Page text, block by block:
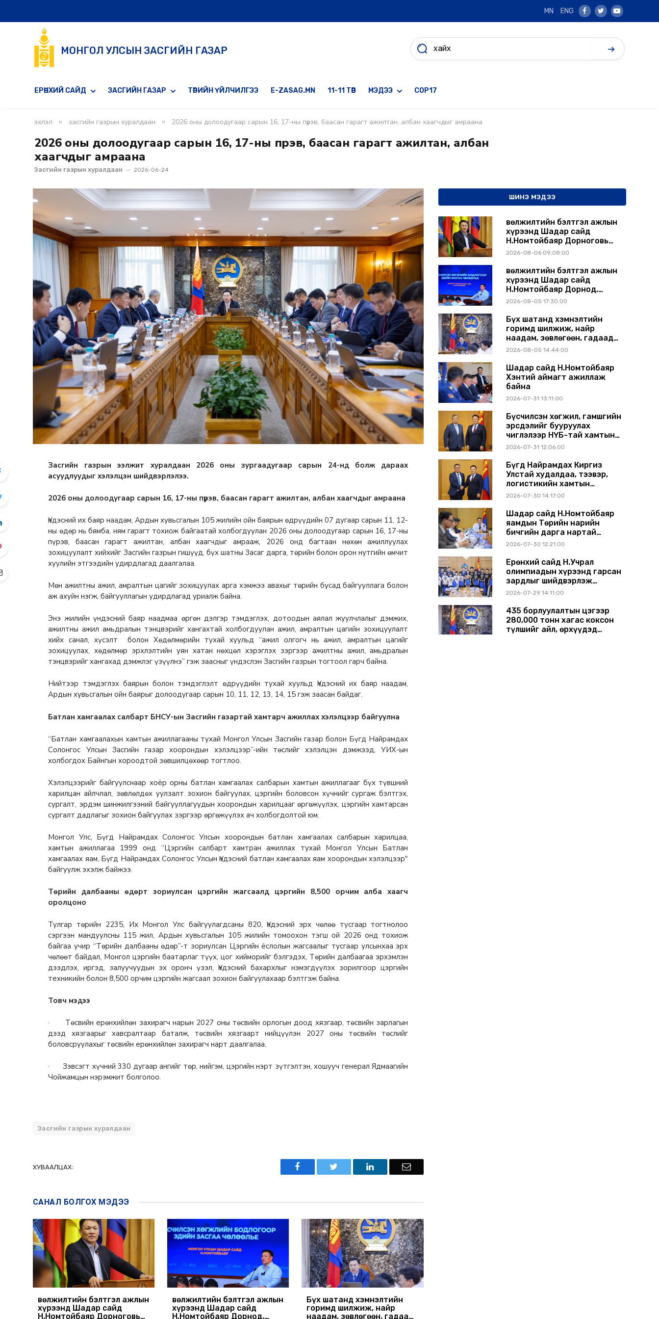
MN ENG
Facebook
TwitterYoutube
МОНГОЛ УЛСЫН ЗАСГИЙН ГАЗАР
ЕРӨНХИЙ САЙД ЗАСГИЙН ГАЗАР ТӨРИЙН ҮЙЛЧИЛГЭЭ E-ZASAG.MN 11-11 ТӨВ МЭДЭЭ COP17
эхлэл » засгийн газрын хуралдаан » 2026 оны долоодугаар сарын 16, 17-ны пүрэв, баасан гарагт ажилтан, албан хаагчдыг амраана
2026 оны долоодугаар сарын 16, 17-ны пүрэв, баасан гарагт ажилтан, албан
хаагчдыг амраана
Засгийн газрын хуралдаан 2026-06-24
Засгийн газрын ээлжит хуралдаан 2026 оны зургаадугаар сарын 24-нд болж дараах
асуудлуудыг хэлэлцэн шийдвэрлэлээ.
2026 оны долоодугаар сарын 16, 17-ны пүрэв, баасан гарагт ажилтан, албан хаагчдыг амраана
Үндэсний их баяр наадам, Ардын хувьсгалын 105 жилийн ойн баярын өдрүүдийн 07 дугаар сарын 11, 12-
ны өдөр нь бямба, ням гарагт тохиож байгаатай холбогдуулан 2026 оны долоодугаар сарын 16, 17-ны
пүрэв, баасан гарагт ажилтан, албан хаагчдыг амрааж, 2026 онд багтаан нөхөн ажиллуулах
зохицуулалт хийхийг Засгийн газрын гишүүд, бүх шатны Засаг дарга, төрийн болон орон нутгийн өмчит
хуулийн этгээдийн удирдлагад даалгалаа.
Мөн ажилтны ажил, амралтын цагийг зохицуулах арга хэмжээ авахыг төрийн бусад байгууллага болон
аж ахуйн нэгж, байгууллагын удирдлагад уриалж байна.
Энэ жилийн үндэсний баяр наадмаа өргөн дэлгэр тэмдэглэх, дотоодын аялал жуулчлалыг дэмжих,
ажилтны ажил амьдралын тэнцвэрийг хангахтай холбогдуулан ажил, амралтын цагийн зохицуулалт
хийх санал, хүсэлт болон Хөдөлмөрийн тухай хуульд “ажил олгогч нь ажил, амралтын цагийг
зохицуулах, хөдөлмөр эрхлэлтийн уян хатан нөхцөл хэрэглэх зэргээр ажилтны ажил, амьдралын
тэнцвэрийг хангахад дэмжлэг үзүүлнэ” гэж заасныг үндэслэн Засгийн газрын тогтоол гарч байна.
Нийтээр тэмдэглэх баярын болон тэмдэглэлт өдрүүдийн тухай хуульд Үндэсний их баяр наадам,
Ардын хувьсгалын ойн баярыг долоодугаар сарын 10, 11, 12, 13, 14, 15 гэж заасан байдаг.
Батлан хамгаалах салбарт БНСУ-ын Засгийн газартай хамтарч ажиллах хэлэлцээр байгуулна
“Батлан хамгаалахын хамтын ажиллагааны тухай Монгол Улсын Засгийн газар болон Бүгд Найрамдах
Солонгос Улсын Засгийн газар хоорондын хэлэлцээр”-ийн төслийг хэлэлцэн дэмжээд, УИХ-ын
холбогдох Байнгын хороодтой зөвшилцөхөөр тогтлоо.
Хэлэлцээрийг байгуулснаар хоёр орны батлан хамгаалах салбарын хамтын ажиллагааг бүх түвшний
харилцан айлчлал, зөвлөлдөх уулзалт зохион байгуулах, цэргийн боловсон хүчнийг сургаж бэлтгэх,
сургалт, эрдэм шинжилгээний байгууллагуудын хоорондын харилцааг өргөжүүлэх, цэргийн хамтарсан
сургалт дадлагыг зохион байгуулах зэргээр өргөжүүлэх ач холбогдолтой юм.
Монгол Улс, Бүгд Найрамдах Солонгос Улсын хоорондын батлан хамгаалах салбарын харилцаа,
хамтын ажиллагаа 1999 онд “Цэргийн салбарт хамтран ажиллах тухай Монгол Улсын Батлан
хамгаалах яам, Бүгд Найрамдах Солонгос Улсын Үндэсний батлан хамгаалах яам хоорондын хэлэлцээр"
байгуулж эхэлж байжээ.
Төрийн далбааны өдөрт зориулсан цэргийн жагсаалд цэргийн 8,500 орчим алба хаагч
оролцоно
Тулгар төрийн 2235, Их Монгол Улс байгуулагдсаны 820, Үндэсний эрх чөлөө тусгаар тогтнолоо
сэргээн мандуулсны 115 жил, Ардын хувьсгалын 105 жилийн томоохон тэгш ой 2026 онд тохиож
байгаа учир “Төрийн далбааны өдөр”-т зориулсан Цэргийн ёслолын жагсаалыг тусгаар улсынхаа эрх
чөлөөт байдал, Монгол цэргийн баатарлаг түүх, цог хийморийг бэлгэдэх, Төрийн далбаагаа эрхэмлэн
дээдлэх, иргэд, залуучуудын эх оронч үзэл, Үндэсний бахархлыг нэмэгдүүлэх зорилгоор цэргийн
техникийн болон 8,500 орчим цэргийн жагсаал зохион байгуулахаар бэлтгэж байна.
Товч мэдээ
· Төсвийн ерөнхийлөн захирагч нарын 2027 оны төсвийн орлогын доод хязгаар, төсвийн зарлагын
дээд хязгаарыг хавсралтаар баталж, төсвийн хязгаарт нийцүүлэн 2027 оны төсвийн төслийг
боловсруулахыг төсвийн ерөнхийлөн захирагч нарт даалгалаа.
· Зэвсэгт хүчний 330 дугаар ангийг төр, нийгэм, цэргийн нэрт зүтгэлтэн, хошууч генерал Ядмаагийн
Чойжамцын нэрэмжит болголоо.
Засгийн газрын хуралдаан
ХУВААЛЦАХ:
САНАЛ БОЛГОХ МЭДЭЭ
Өвөлжилтийн бэлтгэл ажлын
хүрээнд Шадар сайд
Н.Номтойбаяр Дорноговь
Өвөлжилтийн бэлтгэл ажлын
хүрээнд Шадар сайд
Н.Номтойбаяр Дорнод,
Бүх шатанд хэмнэлтийн
горимд шилжиж, найр
наадам, зөвлөгөөн, гадаад
ШИНЭ МЭДЭЭ
Өвөлжилтийн бэлтгэл ажлын
хүрээнд Шадар сайд
Н.Номтойбаяр Дорноговь
аймагт ажиллав
2026-08-06 09:08:00
Өвөлжилтийн бэлтгэл ажлын
хүрээнд Шадар сайд
Н.Номтойбаяр Дорнод,
Сүхбаатар аймагт ажиллав
2026-08-05 17:30:00
Бүх шатанд хэмнэлтийн
горимд шилжиж, найр
наадам, зөвлөгөөн, гадаад
томилолтыг хориглолоо
2026-08-05 14:44:00
Шадар сайд Н.Номтойбаяр
Хэнтий аймагт ажиллаж
байна
2026-07-31 13:11:00
Бүсчилсэн хөгжил, гамшгийн
эрсдэлийг бууруулах
чиглэлээр НҮБ-тай хамтын
ажиллагаагаа
солилцлоо
2026-07-31 12:06:00
Бүгд Найрамдах Киргиз
Улстай худалдаа, тээвэр,
логистикийн хамтын
ажиллагааг өргөжүүлнэ
2026-07-30 14:17:00
Шадар сайд Н.Номтойбаяр
яамдын Төрийн нарийн
бичгийн дарга нартай
шуурхай хуралдлаа
2026-07-30 12:21:00
Ерөнхий сайд Н.Учрал
олимпиадын хүрээнд гарсан
зардлыг шийдвэрлэж
өгөхөөр болов
2026-07-29 14:11:00
435 борлуулалтын цэгээр
280,000 тонн хагас коксон
түлшийг айл, өрхүүдэд